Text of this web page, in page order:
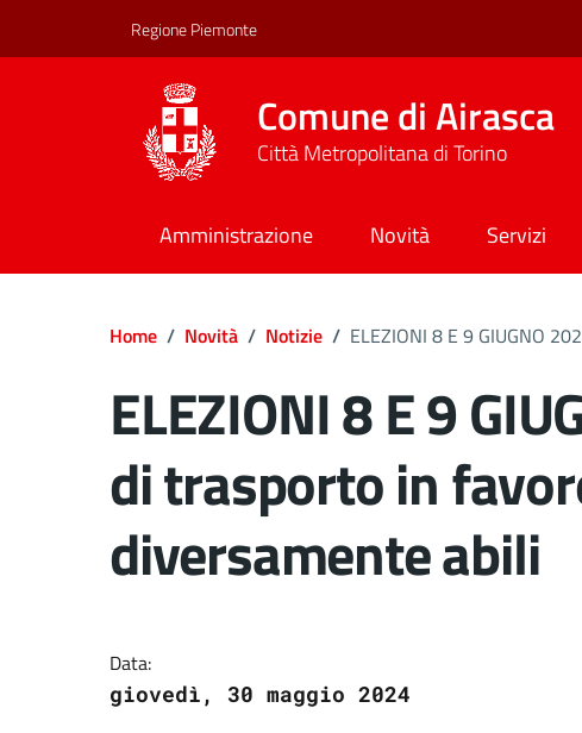
Regione Piemonte
Comune di Airasca
Città Metropolitana di Torino
Amministrazione Novità Servizi
Home / Novità / Notizie / ELEZIONI 8 E 9 GIUGNO
ELEZIONI 8 E 9
di trasporto in
diversamente abili
Data:
giovedì, 30 maggio 2024